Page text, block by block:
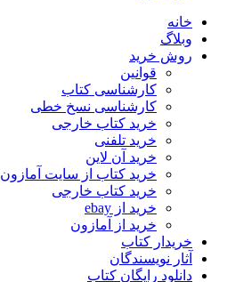
خانه
وبلاگ
روش خرید
قوانین
کارشناسی کتاب
کارشناسی نسخ خطی
خرید کتاب خارجی
خرید تلفنی
خرید آن لاین
خرید کتاب از سایت آمازون
خرید کتاب خارجی
خرید از ebay
خرید از آمازون
خریدار کتاب
آثار نویسندگان
دانلود رایگان کتاب